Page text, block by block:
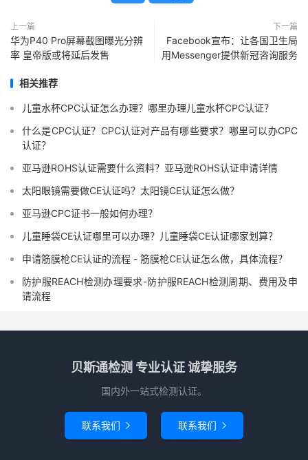
上一篇
华为P40 Pro屏幕截图曝光分辨
率 皇帝版或将延后发售
下一篇
Facebook宣布：让各国卫生局
用Messenger提供新冠咨询服务
相关推荐
儿童水杯CPC认证怎么办理？哪里办理儿童水杯CPC认证？
什么是CPC认证？CPC认证对产品有哪些要求？哪里可以办CPC
认证？
亚马逊ROHS认证需要什么资料？亚马逊ROHS认证申请详情
太阳眼镜需要做CE认证吗？太阳镜CE认证怎么做？
亚马逊CPC证书一般如何办理？
儿童睡袋CE认证哪里可以办理？儿童睡袋CE认证哪家划算？
申请筋膜枪CE认证的流程 - 筋膜枪CE认证怎么做，具体流程？
防护服REACH检测办理要求-防护服REACH检测周期、费用及申
请流程
贝斯通检测 专业认证 诚挚服务
国内外一站式检测认证。
联系我们  联系我们 